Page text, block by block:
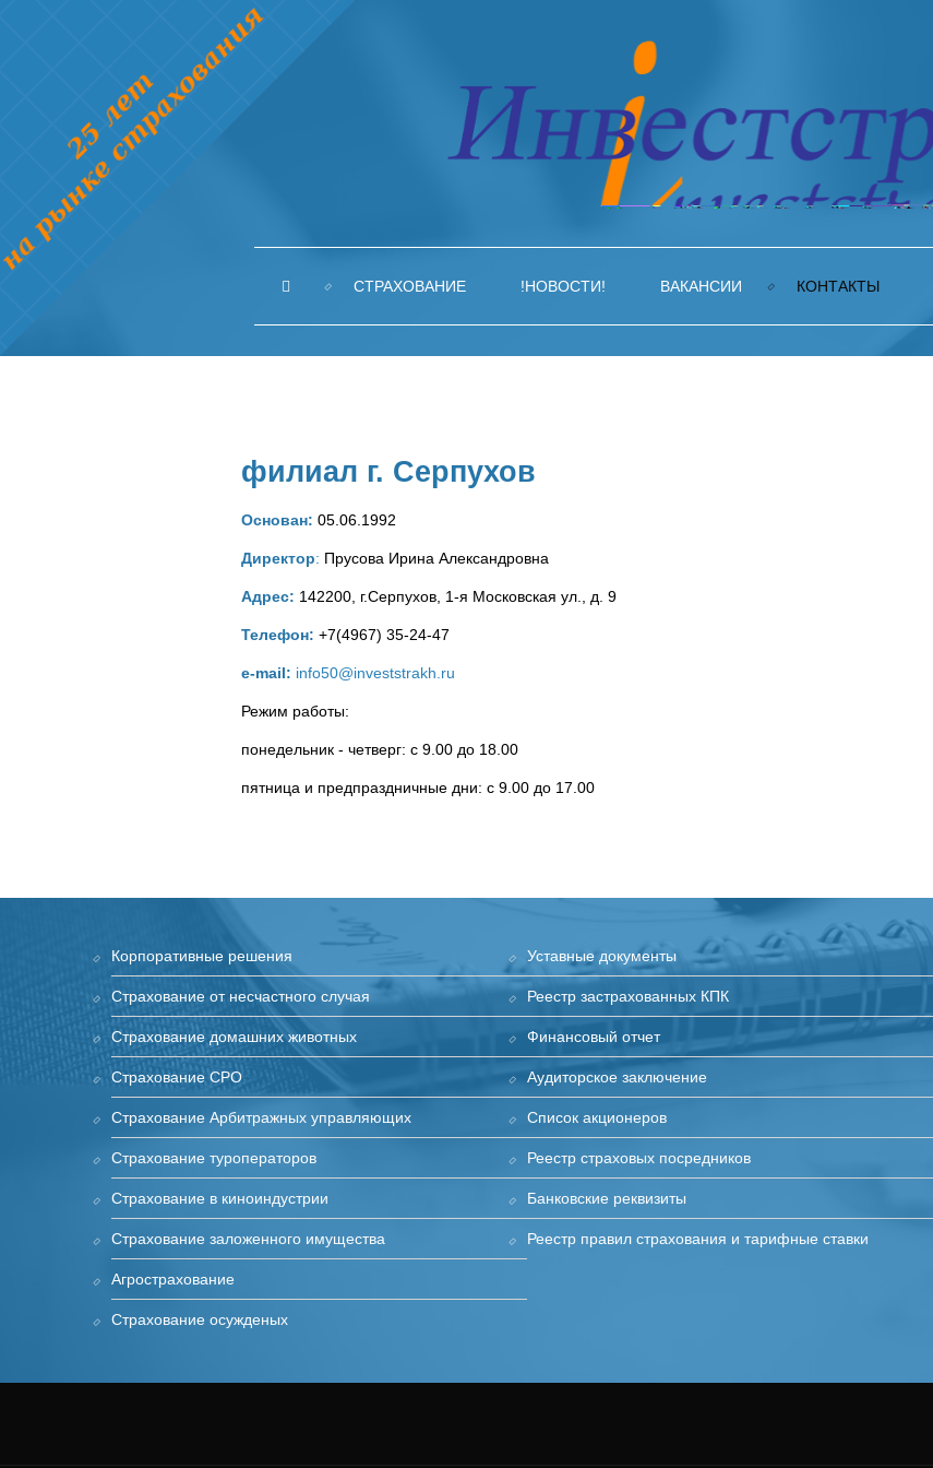
СТРАХОВАНИЕ !НОВОСТИ! ВАКАНСИИ КОНТАКТЫ
филиал г. Серпухов
Основан: 05.06.1992
Директор: Прусова Ирина Александровна
Адрес: 142200, г.Серпухов, 1-я Московская ул., д. 9
Телефон: +7(4967) 35-24-47
е-mail: info50@investstrakh.ru
Режим работы:
понедельник - четверг: с 9.00 до 18.00
пятница и предпраздничные дни: с 9.00 до 17.00
Корпоративные решения
Страхование от несчастного случая
Страхование домашних животных
Страхование СРО
Страхование Арбитражных управляющих
Страхование туроператоров
Страхование в киноиндустрии
Cтрахование заложенного имущества
Агрострахование
Страхование осужденых
Уставные документы
Реестр застрахованных КПК
Финансовый отчет
Аудиторское заключение
Список акционеров
Реестр страховых посредников
Банковские реквизиты
Реестр правил страхования и тарифные ставки